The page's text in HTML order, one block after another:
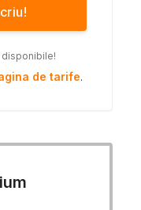
disponibile!
de tarife.